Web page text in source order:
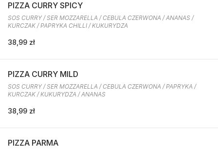
PIZZA CURRY SPICY
SOS CURRY / SER MOZZARELLA / CEBULA CZERWONA / ANANAS /
KURCZAK / PAPRYKA CHILLI / KUKURYDZA
38,99 zł
PIZZA CURRY MILD
SOS CURRY / SER MOZZARELLA / CEBULA CZERWONA / PAPRYKA /
KURCZAK / KUKURYDZA / ANANAS
38,99 zł
PIZZA PARMA